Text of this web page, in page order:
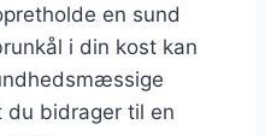
en sund
i din kost kan
bidrager til en